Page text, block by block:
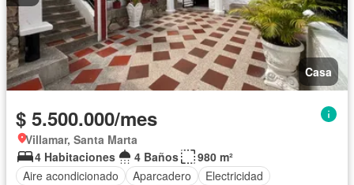
Casa
$ 5.500.000/mes
Villamar, Santa Marta
4 Habitaciones
4 Baños
980 m²
Aire acondicionado
Aparcadero
Electricidad